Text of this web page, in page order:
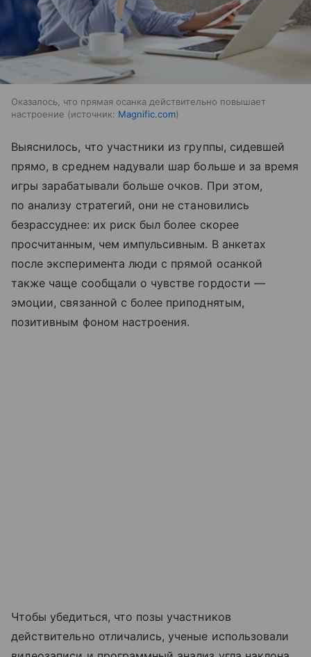
Оказалось, что прямая осанка действительно повышает
настроение
источник: Magnific.com
Выяснилось, что участники из группы, сидевшей
прямо, в среднем надували шар больше и за время
игры зарабатывали больше очков. При этом,
по анализу стратегий, они не становились
безрассуднее: их риск был более скорее
просчитанным, чем импульсивным. В анкетах
после эксперимента люди с прямой осанкой
также чаще сообщали о чувстве гордости —
эмоции, связанной с более приподнятым,
позитивным фоном настроения.
Чтобы убедиться, что позы участников
действительно отличались, ученые использовали